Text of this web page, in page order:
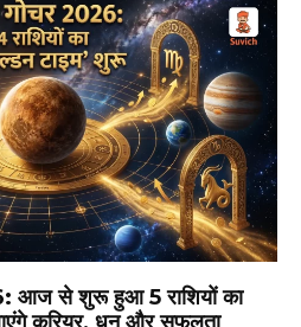
से शुरू हुआ 5 राशियों का